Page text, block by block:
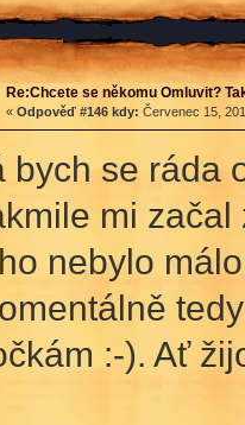
Re:Chcete se někomu Omluvit?
« Odpověď #146 kdy: Červenec 15,
bych se ráda
mi začal
nebylo
:-). Ať